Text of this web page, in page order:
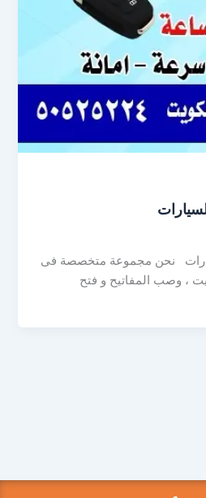
نحن مجموعة متخصصة فى
، وصب المفاتيح و فتح